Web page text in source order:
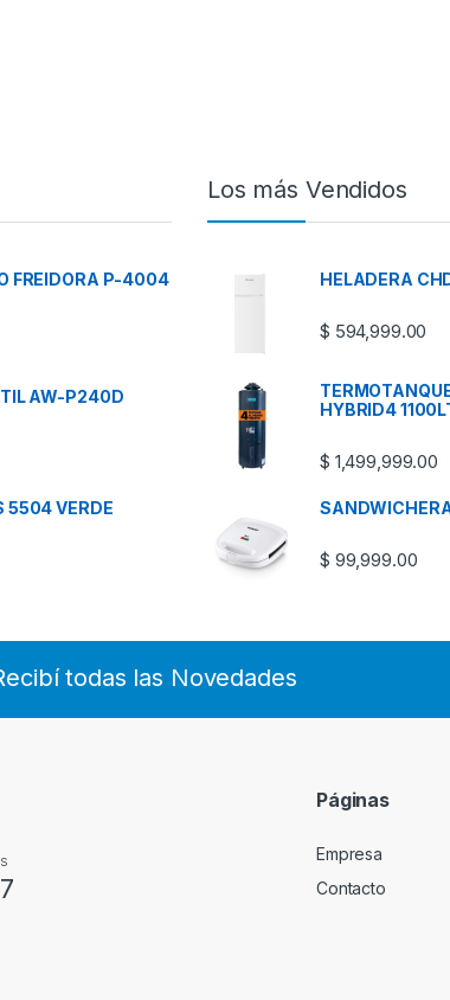
FREIDORA P-4004
AW-P240D
5504 VERDE
Los más Vendidos
HELADERA
$ 594,999.00
HYBRID4
$ 1,499,999.00
$ 99,999.00
todas las Novedades
Páginas
Empresa
Contacto